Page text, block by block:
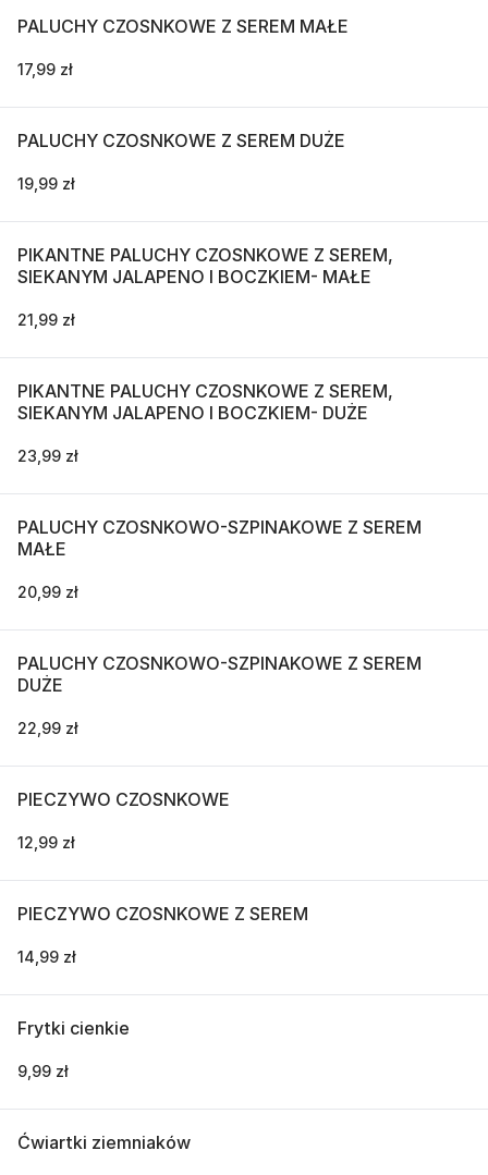
PALUCHY CZOSNKOWE Z SEREM MAŁE
17,99 zł
PALUCHY CZOSNKOWE Z SEREM DUŻE
19,99 zł
PIKANTNE PALUCHY CZOSNKOWE Z SEREM,
SIEKANYM JALAPENO I BOCZKIEM- MAŁE
21,99 zł
PIKANTNE PALUCHY CZOSNKOWE Z SEREM,
SIEKANYM JALAPENO I BOCZKIEM- DUŻE
23,99 zł
PALUCHY CZOSNKOWO-SZPINAKOWE Z SEREM
MAŁE
20,99 zł
PALUCHY CZOSNKOWO-SZPINAKOWE Z SEREM
DUŻE
22,99 zł
PIECZYWO CZOSNKOWE
12,99 zł
PIECZYWO CZOSNKOWE Z SEREM
14,99 zł
Frytki cienkie
9,99 zł
Ćwiartki ziemniaków